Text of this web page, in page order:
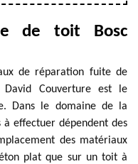
de toit Bosc
de réparation fuite de
Couverture est le
Dans le domaine de la
effectuer dépendent des
des matériaux
plat que sur un toit à